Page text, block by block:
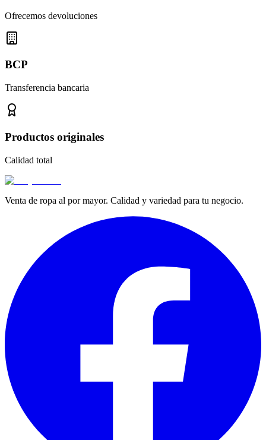
Ofrecemos devoluciones
BCP
Transferencia bancaria
Productos originales
Calidad total
Venta de ropa al por mayor. Calidad y variedad para tu negocio.